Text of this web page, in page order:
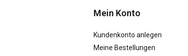
Mein Konto
Kundenkonto anlegen
Meine Bestellungen